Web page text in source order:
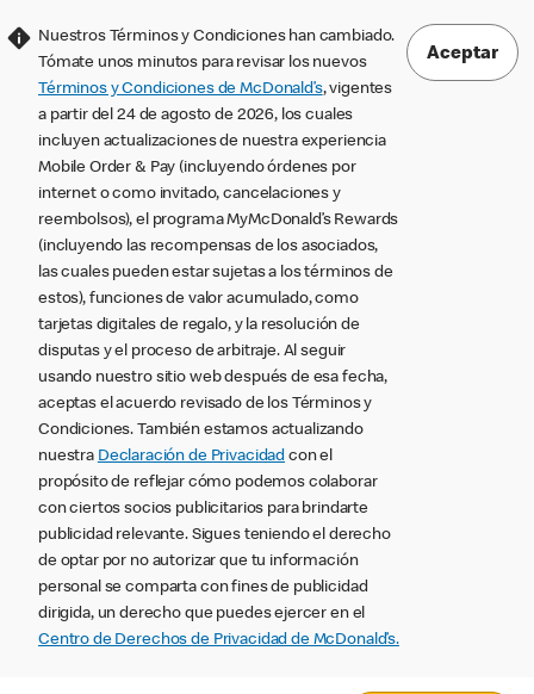
Nuestros Términos y Condiciones han cambiado.
Tómate unos minutos para revisar los nuevos
Términos y Condiciones de McDonald’s, vigentes
a partir del 24 de agosto de 2026, los cuales
incluyen actualizaciones de nuestra experiencia
Mobile Order & Pay (incluyendo órdenes por
internet o como invitado, cancelaciones y
reembolsos), el programa MyMcDonald’s Rewards
(incluyendo las recompensas de los asociados,
las cuales pueden estar sujetas a los términos de
estos), funciones de valor acumulado, como
tarjetas digitales de regalo, y la resolución de
disputas y el proceso de arbitraje. Al seguir
usando nuestro sitio web después de esa fecha,
aceptas el acuerdo revisado de los Términos y
Condiciones. También estamos actualizando
nuestra Declaración de Privacidad con el
propósito de reflejar cómo podemos colaborar
con ciertos socios publicitarios para brindarte
publicidad relevante. Sigues teniendo el derecho
de optar por no autorizar que tu información
personal se comparta con fines de publicidad
dirigida, un derecho que puedes ejercer en el
Centro de Derechos de Privacidad de McDonald’s.
Aceptar